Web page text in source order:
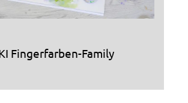
Fingerfarben-Family